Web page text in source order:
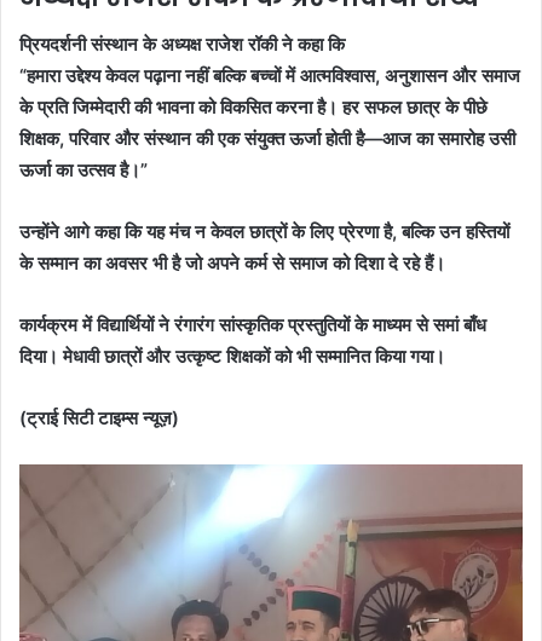
प्रियदर्शनी संस्थान के अध्यक्ष राजेश रॉकी ने कहा कि
“हमारा उद्देश्य केवल पढ़ाना नहीं बल्कि बच्चों में आत्मविश्वास, अनुशासन और समाज
के प्रति जिम्मेदारी की भावना को विकसित करना है। हर सफल छात्र के पीछे
शिक्षक, परिवार और संस्थान की एक संयुक्त ऊर्जा होती है—आज का समारोह उसी
ऊर्जा का उत्सव है।”
उन्होंने आगे कहा कि यह मंच न केवल छात्रों के लिए प्रेरणा है, बल्कि उन हस्तियों
के सम्मान का अवसर भी है जो अपने कर्म से समाज को दिशा दे रहे हैं।
कार्यक्रम में विद्यार्थियों ने रंगारंग सांस्कृतिक प्रस्तुतियों के माध्यम से समां बाँध
दिया। मेधावी छात्रों और उत्कृष्ट शिक्षकों को भी सम्मानित किया गया।
(ट्राई सिटी टाइम्स न्यूज़)